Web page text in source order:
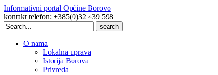
Informativni portal Općine Borovo
kontakt telefon: +385(0)32 439 598
Search
for:
O nama
Lokalna uprava
Istorija Borova
Privreda